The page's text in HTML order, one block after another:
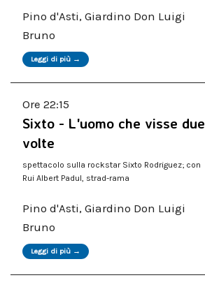
Pino d'Asti, Giardino Don Luigi
Bruno
Leggi di più →
Ore 22:15
Sixto - L'uomo che visse due
volte
spettacolo sulla rockstar Sixto Rodriguez; con
Rui Albert Padul, strad-rama
Pino d'Asti, Giardino Don Luigi
Bruno
Leggi di più →